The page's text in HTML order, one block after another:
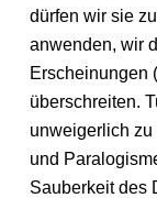
dürfen wir sie
anwenden, wir
Erscheinungen
überschreiten.
unweigerlich
und
Sauberkeit des